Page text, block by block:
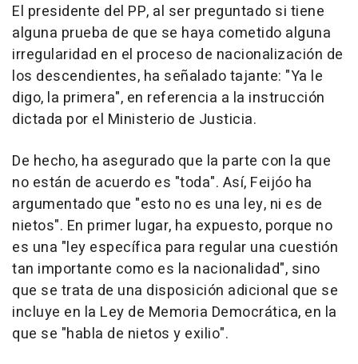
El presidente del PP, al ser preguntado si tiene
alguna prueba de que se haya cometido alguna
irregularidad en el proceso de nacionalización de
los descendientes, ha señalado tajante: "Ya le
digo, la primera", en referencia a la instrucción
dictada por el Ministerio de Justicia.
De hecho, ha asegurado que la parte con la que
no están de acuerdo es "toda". Así, Feijóo ha
argumentado que "esto no es una ley, ni es de
nietos". En primer lugar, ha expuesto, porque no
es una "ley específica para regular una cuestión
tan importante como es la nacionalidad", sino
que se trata de una disposición adicional que se
incluye en la Ley de Memoria Democrática, en la
que se "habla de nietos y exilio".